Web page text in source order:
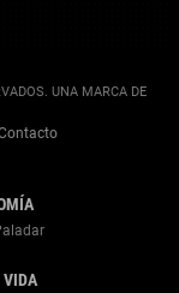
UNA MARCA DE
VIDA